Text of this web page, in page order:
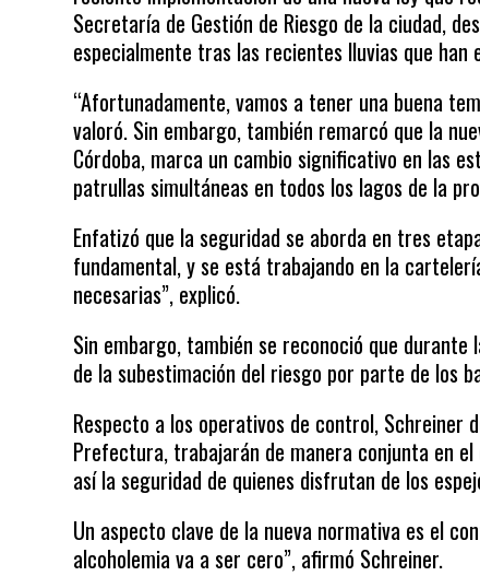
Secretaría de Gestión de Riesgo de la ciudad,
especialmente tras las recientes lluvias que han
“Afortunadamente, vamos a tener una buena
valoró. Sin embargo, también remarcó que la
Córdoba, marca un cambio significativo en las
patrullas simultáneas en todos los lagos de la
Enfatizó que la seguridad se aborda en tres
fundamental, y se está trabajando en la
necesarias”, explicó.
Sin embargo, también se reconoció que
de la subestimación del riesgo por parte de los
Respecto a los operativos de control, Schreiner
Prefectura, trabajarán de manera conjunta en
así la seguridad de quienes disfrutan de los
Un aspecto clave de la nueva normativa es el
alcoholemia va a ser cero”, afirmó Schreiner.